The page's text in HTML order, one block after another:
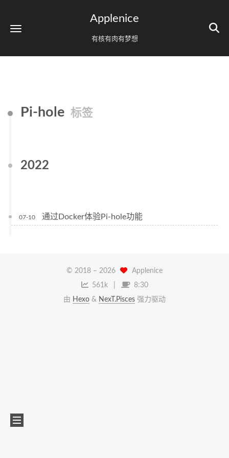
Applenice
有核有肉有梦想
Pi-hole 标签
2022
07-10 通过Docker体验Pi-hole功能
© 2018 – 2026
Applenice
561k
8:30
由 Hexo & NexT.Pisces 强力驱动